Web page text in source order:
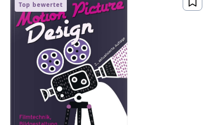
Top bewertet